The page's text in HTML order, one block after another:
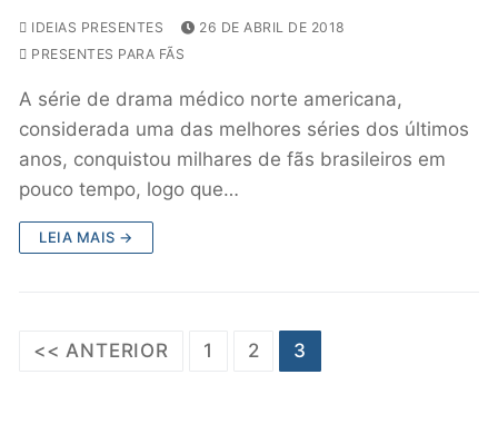
IDEIAS PRESENTES
26 DE ABRIL DE 2018
PRESENTES PARA FÃS
A série de drama médico norte americana,
considerada uma das melhores séries dos últimos
anos, conquistou milhares de fãs brasileiros em
pouco tempo, logo que…
LEIA MAIS →
<< ANTERIOR 1 2 3